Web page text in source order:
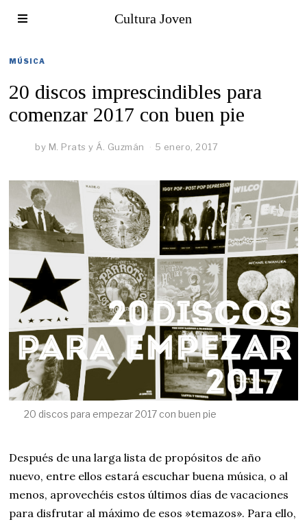
Cultura Joven
MÚSICA
20 discos imprescindibles para
comenzar 2017 con buen pie
by M. Prats y Á. Guzmán 5 enero, 2017
20 discos para empezar 2017 con buen pie
Después de una larga lista de propósitos de año
nuevo, entre ellos estará escuchar buena música, o al
menos, aprovechéis estos últimos días de vacaciones
para disfrutar al máximo de esos »temazos». Para ello,